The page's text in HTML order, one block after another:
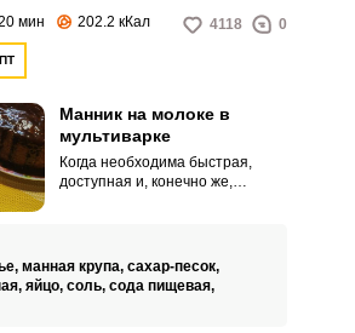
мин 202.2 кКал 4118 0
Манник на молоке в
мультиварке
Когда необходима быстрая,
доступная и, конечно же,
манника на молоке в
мультиварке. Десерт точно
придется всем по вкусу, ведь он
манная крупа, сахар-песок,
яйцо, соль, сода пищевая,